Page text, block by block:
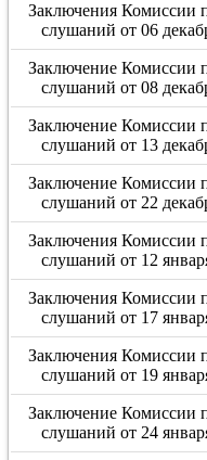
Заключения Комиссии
слушаний от 06
Заключение Комиссии
слушаний от 08
Заключение Комиссии
слушаний от 13
Заключение Комиссии
слушаний от 22
Заключения Комиссии
слушаний от 12
Заключения Комиссии
слушаний от 17
Заключения Комиссии
слушаний от 19
Заключение Комиссии
слушаний от 24